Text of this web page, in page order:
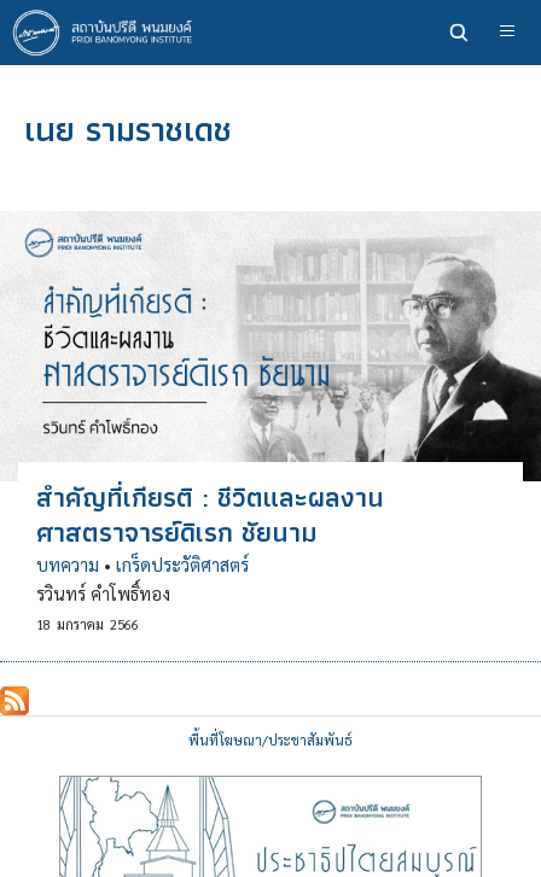
ข้าม
ไป
ยัง
หลักเนย รามราชเดช
สำคัญที่เกียรติ : ชีวิตและผลงาน
ศาสตราจารย์ดิเรก ชัยนาม
บทความ • เกร็ดประวัติศาสตร์
รวินทร์ คำโพธิ์ทอง
18 มกราคม 2566
พื้นที่โฆษณา/ประชาสัมพันธ์